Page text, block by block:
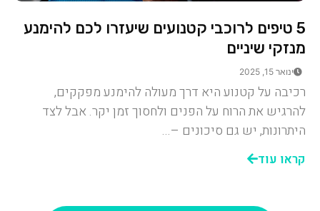
5 טיפים לרוכבי קטנועים שיעזרו לכם להימנע
מנזקי שיניים
ינואר 15, 2025
רכיבה על קטנוע היא דרך מעולה להימנע מפקקים,
להרגיש את הרוח על הפנים ולחסוך זמן יקר. אבל לצד
היתרונות, יש גם סיכונים –...
קראו עוד